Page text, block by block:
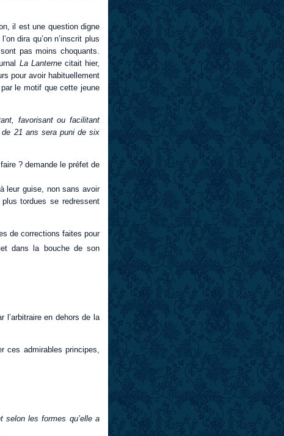
il est une question digne
dira qu’on n’inscrit plus
pas moins choquants.
La Lanternecitait hier,
pour avoir habituellement
le motif que cette jeune
favorisant ou facilitant
de 21 ans sera puni de six
? demande le préfet de
leur guise, non sans avoir
tordues se redressent
de corrections faites pour
dans la bouche de son
l’arbitraire en dehors de la
ces admirables principes,
les formes qu’elle a